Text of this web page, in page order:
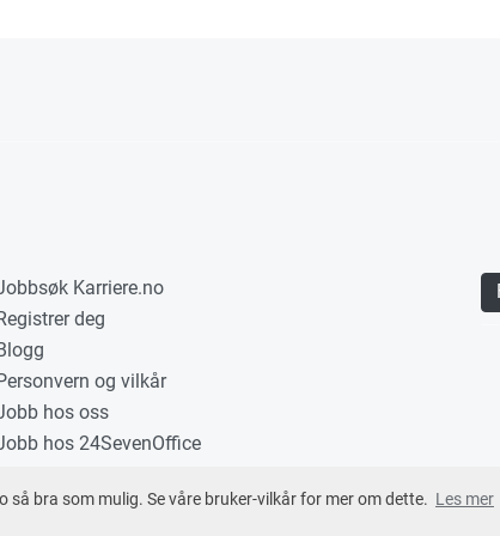
bra som mulig. Se våre bruker-vilkår for mer om dette. Les mer
Karriere.no
deg
og vilkår
hos oss
hos 24SevenOffice